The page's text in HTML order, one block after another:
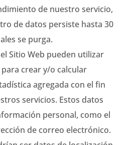
de nuestro servicio,
de datos persiste hasta 30
se purga.
Sitio Web pueden utilizar
crear y/o calcular
agregada con el fin
servicios. Estos datos
personal, como el
de correo electrónico.